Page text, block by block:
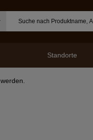
Standorte